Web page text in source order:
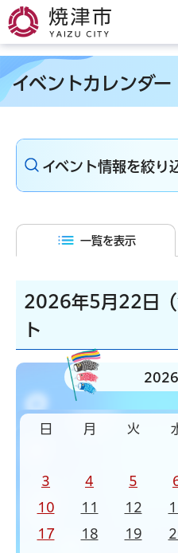
焼津市
イベントカレンダー
イベント情報を絞り
一覧を表示
2026年5月22日（
ト
日 月 火
3 4 5
10 11 12
17 18 19